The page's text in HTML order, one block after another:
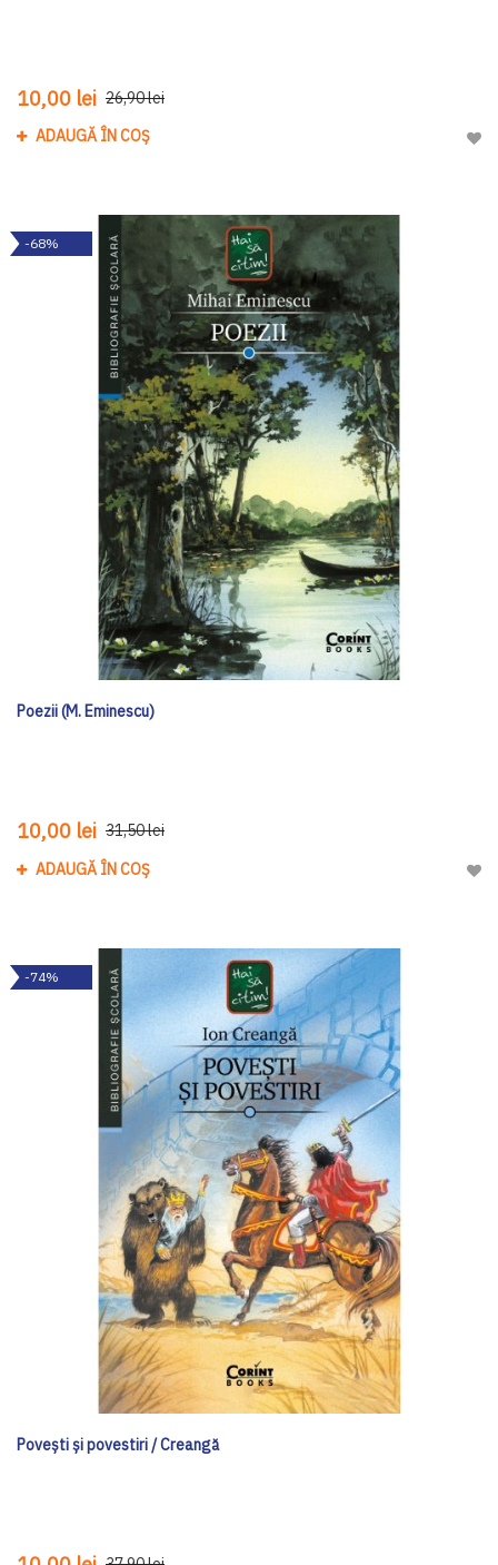
10,00 lei 26,90 lei
ADAUGĂ ÎN COȘ
-68%
Poezii (M. Eminescu)
10,00 lei 31,50 lei
ADAUGĂ ÎN COȘ
-74%
Poveşti şi povestiri / Creangă